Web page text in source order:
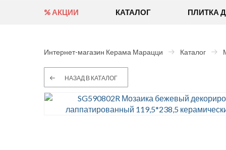
% АКЦИИ КАТАЛОГ ПЛИТКА
Интернет-магазин Керама Марацци Каталог
НАЗАД В КАТАЛОГ